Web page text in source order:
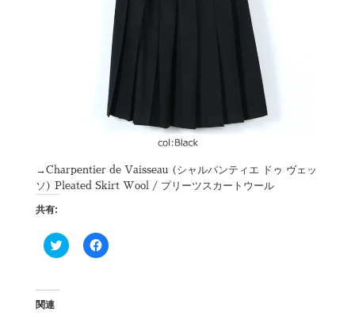
→Charpentier de Vaisseau (シャルパンティエ ドゥ ヴェッ
ソ) Pleated Skirt Wool / プリーツスカートウール
共有:
ク
リ
F
a
関連